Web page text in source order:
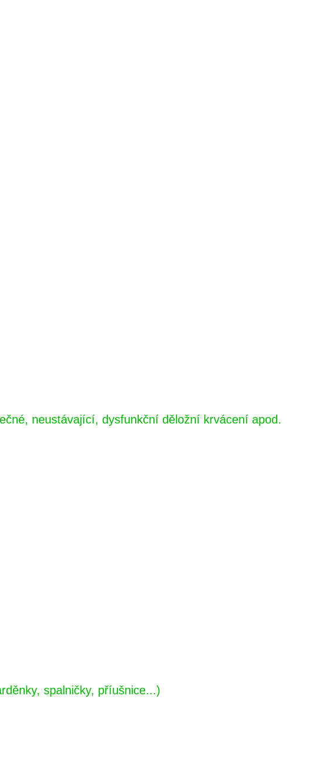
neustávající, dysfunkční děložní krvácení apod.
spalničky, příušnice...)